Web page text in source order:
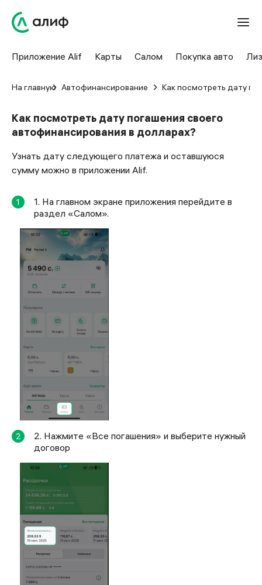
Приложение Alif Карты Салом Покупка авто
На главную Автофинансирование Как посмотреть дату
Как посмотреть дату погашения своего
автофинансирования в долларах?
Узнать дату следующего платежа и оставшуюся
сумму можно в приложении Alif.
1
1. На главном экране приложения перейдите в
раздел «Салом».
2
2. Нажмите «Все погашения» и выберите нужный
договор